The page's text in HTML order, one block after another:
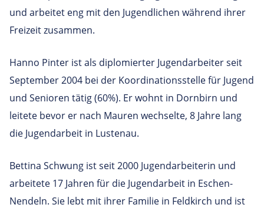
und arbeitet eng mit den Jugendlichen während ihrer
Freizeit zusammen.
Hanno Pinter ist als diplomierter Jugendarbeiter seit
September 2004 bei der Koordinationsstelle für Jugend
und Senioren tätig (60%). Er wohnt in Dornbirn und
leitete bevor er nach Mauren wechselte, 8 Jahre lang
die Jugendarbeit in Lustenau.
Bettina Schwung ist seit 2000 Jugendarbeiterin und
arbeitete 17 Jahren für die Jugendarbeit in Eschen-
Nendeln. Sie lebt mit ihrer Familie in Feldkirch und ist